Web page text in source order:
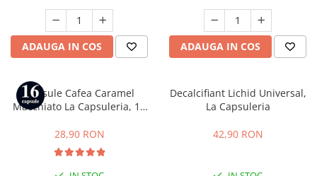
ADAUGA IN COS ADAUGA IN COS
Capsule Cafea Caramel
Macchiato La Capsuleria, 16
Gusto
28,90 RON
Decalcifiant Lichid Universal,
La Capsuleria
42,90 RON